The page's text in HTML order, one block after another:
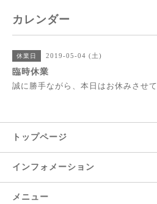
カレンダー
休業日 2019-05-04 (土)
臨時休業
誠に勝手ながら、本日はお休みさせ
トップページ
インフォメーション
メニュー